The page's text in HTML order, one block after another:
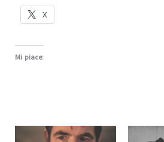
X
Mi piace: